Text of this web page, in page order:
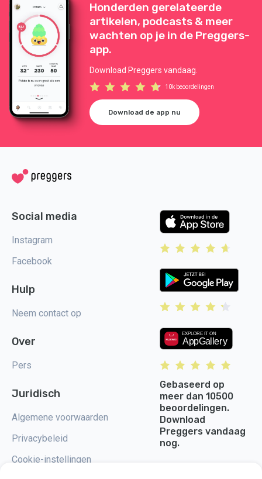
Honderden gerelateerde
artikelen, podcasts & meer
wachten op je in de Preggers-
app.
Download Preggers vandaag.
10k beoordelingen
Download de app nu
Social media
Instagram
Facebook
Hulp
Neem contact op
Over
Pers
Juridisch
Algemene voorwaarden
Privacybeleid
Cookie-instellingen
Gebaseerd op
meer dan 10500
beoordelingen.
Download
Preggers vandaag
nog.